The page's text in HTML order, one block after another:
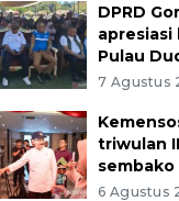
DPRD
Pulau
7 Agustus
triwulan
sembako
6 Agustus